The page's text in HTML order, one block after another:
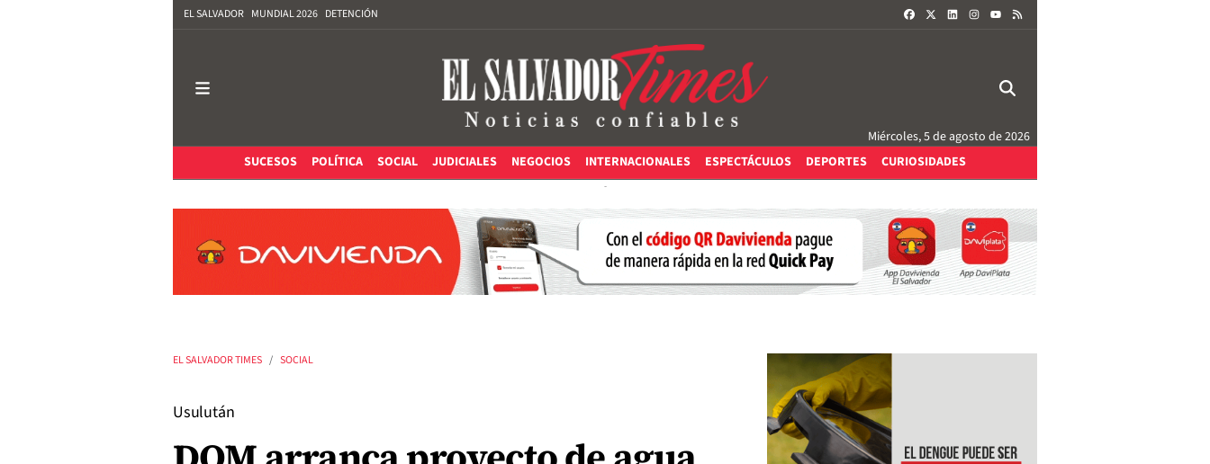
EL SALVADOR MUNDIAL 2026 DETENCIÓN FACEBOOKLINKEDININSTAGRAM
Miércoles, 5 de agosto de 2026
SUCESOS
POLÍTICA SOCIAL JUDICIALES NEGOCIOS INTERNACIONALES ESPECTÁCULOS DEPORTES CURIOSIDADES
EL SALVADOR TIMES SOCIAL
Usulután